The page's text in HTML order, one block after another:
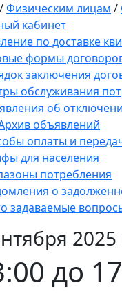
/Физическим лицам /
кабинет
по доставке
формы
заключения
обслуживания
об
объявлений
оплаты и
для населения
потребления
о
задаваемые
2025
до